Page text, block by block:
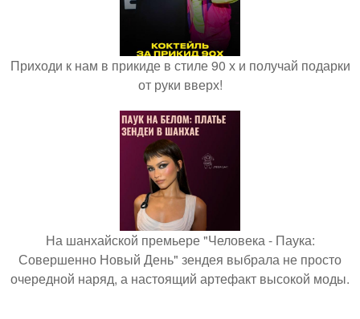
Приходи к нам в прикиде в стиле 90 х и получай подарки
от руки вверх!
На шанхайской премьере "Человека - Паука:
Совершенно Новый День" зендея выбрала не просто
очередной наряд, а настоящий артефакт высокой моды.